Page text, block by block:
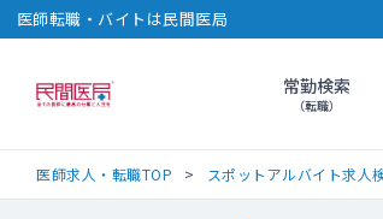
医師転職・バイトは民間医局
民間医局常勤検索
（転職）
医師求人・転職TOP スポットアルバイト求人